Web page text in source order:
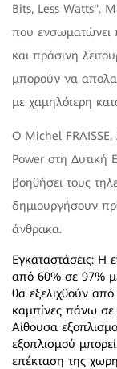
Bits, Less Watts".
που ενσωματώνει
και πράσινη
μπορούν να
με χαμηλότερη
Ο Michel FRAISSE,
Power στη Δυτική
βοηθήσει τους
δημιουργήσουν
άνθρακα.
Εγκαταστάσεις: Η
από 60% σε 97%
θα εξελιχθούν από
καμπίνες πάνω σε
Αίθουσα
εξοπλισμού
επέκταση της